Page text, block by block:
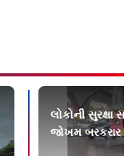
લોકોની સુરક્ષા
જોખમ બરકરાર